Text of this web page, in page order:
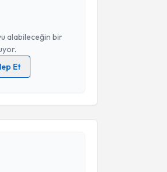
alabileceğin bir
Et
Aydınlatma Metni
talebi oluşturun. Size
hazırlandığında e-